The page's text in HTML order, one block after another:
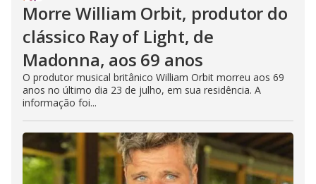
Morre William Orbit, produtor do
clássico Ray of Light, de
Madonna, aos 69 anos
O produtor musical britânico William Orbit morreu aos 69
anos no último dia 23 de julho, em sua residência. A
informação foi...